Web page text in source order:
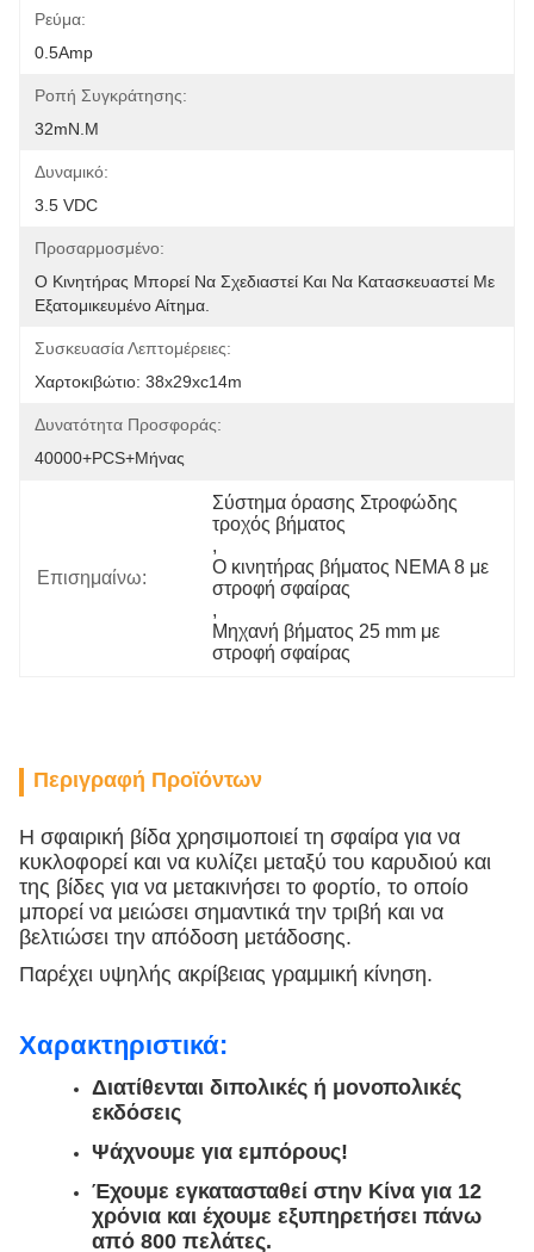
Ρεύμα:
0.5Amp
Ροπή Συγκράτησης:
32mN.m
Δυναμικό:
3.5 VDC
Προσαρμοσμένο:
Ο Κινητήρας Μπορεί Να Σχεδιαστεί Και Να Κατασκευαστεί Με
Εξατομικευμένο Αίτημα.
Συσκευασία Λεπτομέρειες:
Χαρτοκιβώτιο: 38x29xc14m
Δυνατότητα Προσφοράς:
40000+PCS+μήνας
Επισημαίνω:
Σύστημα όρασης Στροφώδης
τροχός βήματος
,
Ο κινητήρας βήματος NEMA 8 με
στροφή σφαίρας
,
Μηχανή βήματος 25 mm με
στροφή σφαίρας
Περιγραφή Προϊόντων
Η σφαιρική βίδα χρησιμοποιεί τη σφαίρα για να
κυκλοφορεί και να κυλίζει μεταξύ του καρυδιού και
της βίδες για να μετακινήσει το φορτίο, το οποίο
μπορεί να μειώσει σημαντικά την τριβή και να
βελτιώσει την απόδοση μετάδοσης.
Παρέχει υψηλής ακρίβειας γραμμική κίνηση.
Χαρακτηριστικά:
Διατίθενται διπολικές ή μονοπολικές
εκδόσεις
Ψάχνουμε για εμπόρους!
Έχουμε εγκατασταθεί στην Κίνα για 12
χρόνια και έχουμε εξυπηρετήσει πάνω
από 800 πελάτες.